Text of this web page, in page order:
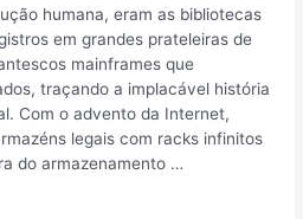
humana, eram as bibliotecas
em grandes prateleiras de
mainframes que
traçando a implacável história
Com o advento da Internet,
legais com racks infinitos
do armazenamento …